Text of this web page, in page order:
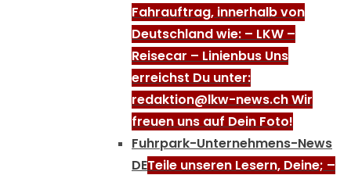
Fahrauftrag, innerhalb von
Deutschland wie: – LKW –
Reisecar – Linienbus Uns
erreichst Du unter:
redaktion@lkw-news.ch Wir
freuen uns auf Dein Foto!
Fuhrpark-Unternehmens-News
DETeile unseren Lesern, Deine; –